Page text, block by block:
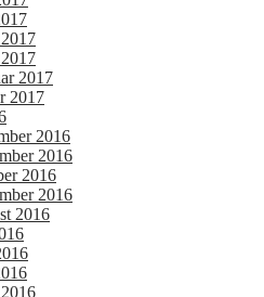
2017
2017
2016
2016
2016
2016
2016